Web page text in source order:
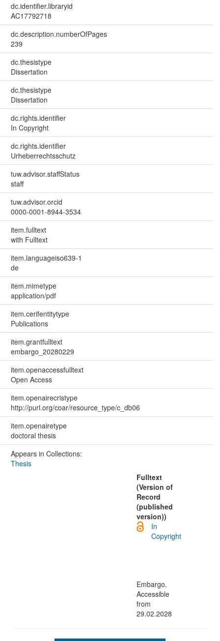
dc.identifier.libraryid
AC17792718
dc.description.numberOfPages
239
dc.thesistype
Dissertation
dc.thesistype
Dissertation
dc.rights.identifier
In Copyright
dc.rights.identifier
Urheberrechtsschutz
tuw.advisor.staffStatus
staff
tuw.advisor.orcid
0000-0001-8944-3534
item.fulltext
with Fulltext
item.languageiso639-1
de
item.mimetype
application/pdf
item.cerifentitytype
Publications
item.grantfulltext
embargo_20280229
item.openaccessfulltext
Open Access
item.openairecristype
http://purl.org/coar/resource_type/c_db06
item.openairetype
doctoral thesis
Appears in Collections:
Thesis
Fulltext
(Version of
Record
(published
version))
In
Copyright
Embargo.
Accessible
from
29.02.2028